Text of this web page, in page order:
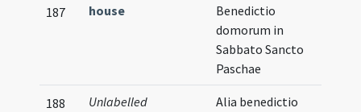
187 house
Benedictio
domorum in
Sabbato Sancto
Paschae
188 Unlabelled
Alia benedictio